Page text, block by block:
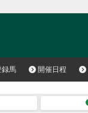
録馬 開催日程